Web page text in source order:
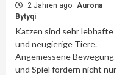
2 Jahren ago Aurona
Bytyqi
Katzen sind sehr lebhafte
und neugierige Tiere.
Angemessene Bewegung
und Spiel fördern nicht nur